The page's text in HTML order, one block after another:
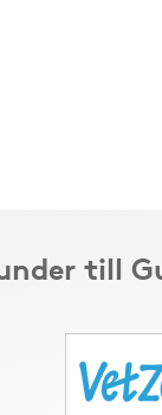
till